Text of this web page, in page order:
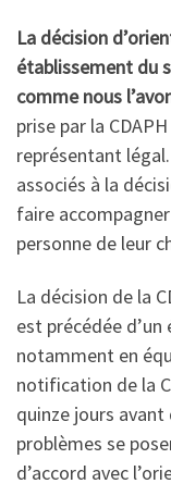
La décision
établissement du
comme nous
prise par la CDAPH
représentant
associés à la
faire
personne de leur
La décision de la
est précédée
notamment en
notification de la
quinze jours avant
problèmes se
d’accord avec